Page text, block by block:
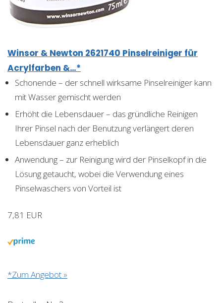
Winsor & Newton 2621740 Pinselreiniger für
Acrylfarben &…*
Schonende – der schnell wirksame Pinselreiniger kann
mit Wasser gemischt werden
Erhöht die Lebensdauer – das gründliche Reinigen
Ihrer Pinsel nach der Benutzung verlängert deren
Lebensdauer ganz erheblich
Anwendung – zur Reinigung wird der Pinselkopf in die
Lösung getaucht, wobei die Verwendung eines
Pinselwaschers von Vorteil ist
7,81 EUR
*Zum Angebot »